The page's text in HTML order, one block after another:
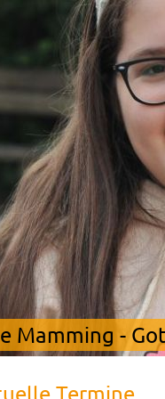
Mamming -
Termine